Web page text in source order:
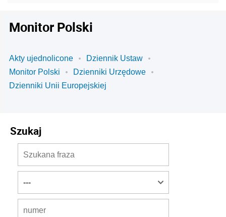
Monitor Polski
Akty ujednolicone
Dziennik Ustaw
Monitor Polski
Dzienniki Urzędowe
Dzienniki Unii Europejskiej
Szukaj